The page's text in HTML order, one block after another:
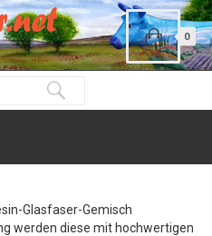
0
Glasfaser-Gemisch
werden diese mit hochwertigen